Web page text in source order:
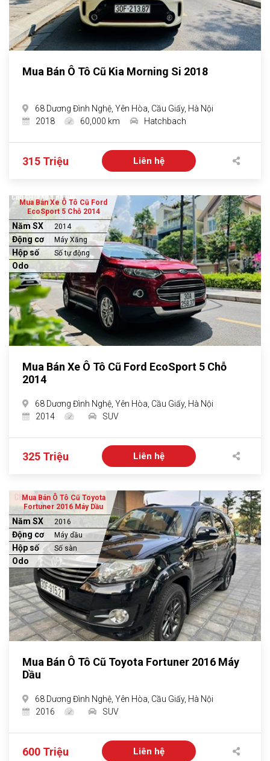
Mua Bán Ô Tô Cũ Kia Morning Si 2018
68 Dương Đình Nghệ, Yên Hòa, Cầu Giấy, Hà Nội
2018
60,000 km Hatchbach
315 Triệu Liên hệ
Mua Bán Xe Ô Tô Cũ Ford
EcoSport 5 Chỗ 2014
Năm SX 2014
Động cơ Máy Xăng
Hộp số Số tự động
Odo
Mua Bán Xe Ô Tô Cũ Ford EcoSport 5 Chỗ
2014
68 Dương Đình Nghệ, Yên Hòa, Cầu Giấy, Hà Nội
2014
SUV
325 Triệu Liên hệ
Mua Bán Ô Tô Cũ Toyota
Fortuner 2016 Máy Dầu
Năm SX 2016
Động cơ Máy dầu
Hộp số Số sàn
Odo
Mua Bán Ô Tô Cũ Toyota Fortuner 2016 Máy
Dầu
68 Dương Đình Nghệ, Yên Hòa, Cầu Giấy, Hà Nội
2016
SUV
600 Triệu Liên hệ